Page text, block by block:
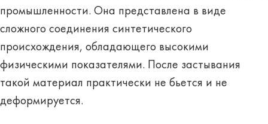
промышленности. Она представлена в виде
сложного соединения синтетического
происхождения, обладающего высокими
физическими показателями. После застывания
такой материал практически не бьется и не
деформируется.